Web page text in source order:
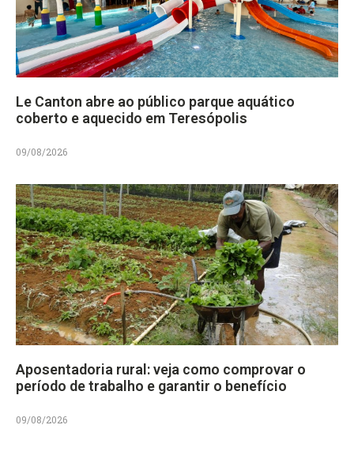
Le Canton abre ao público parque aquático
coberto e aquecido em Teresópolis
09/08/2026
Aposentadoria rural: veja como comprovar o
período de trabalho e garantir o benefício
09/08/2026